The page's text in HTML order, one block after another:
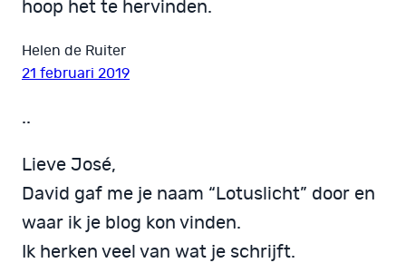
hoop het te hervinden.
Helen de Ruiter
21 februari 2019
..
Lieve José,
David gaf me je naam “Lotuslicht” door en
waar ik je blog kon vinden.
Ik herken veel van wat je schrijft.